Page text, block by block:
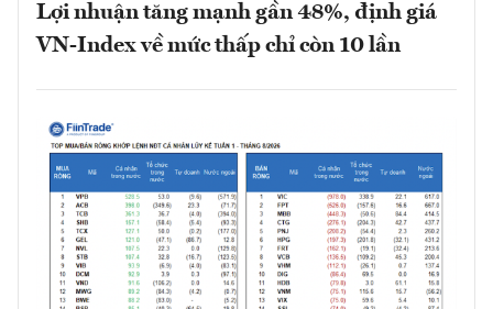
Lợi nhuận tăng mạnh gần 48%, định giá
VN-Index về mức thấp chỉ còn 10 lần